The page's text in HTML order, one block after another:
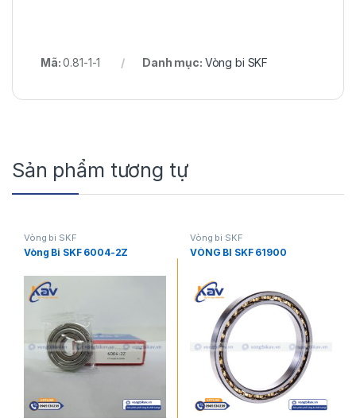
Mã:0.81-1-1 Danh mục: Vòng bi SKF
Sản phẩm tương tự
Vòng bi SKF
Vòng Bi SKF 6004-2Z
Vòng bi SKF
VÒNG BI SKF 61900